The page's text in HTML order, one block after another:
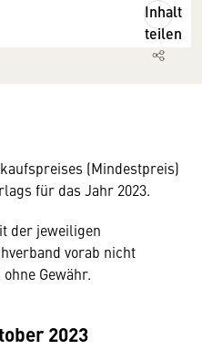
Inhalt
teilen
(Mindestpreis)
für das Jahr 2023.
der jeweiligen
vorab nicht
Gewähr.
2023